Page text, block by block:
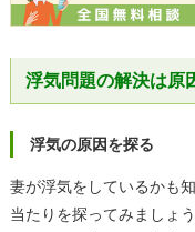
浮気問題の解決は原
浮気の原因を探る
妻が浮気をしているかも
当たりを探ってみましょ